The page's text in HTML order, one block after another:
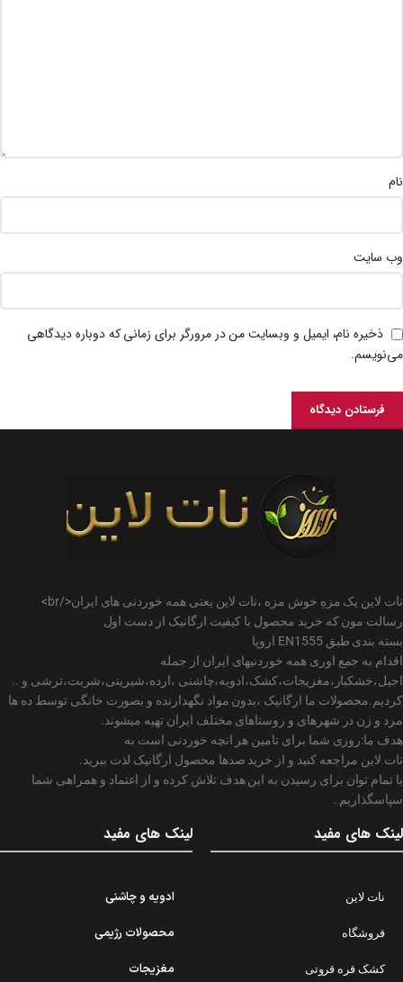
نام
وب‌ سایت
ذخیره نام، ایمیل و وبسایت من در مرورگر برای زمانی که دوباره دیدگاهی
می‌نویسم.
نات لاین یک مزهِ خوش مزه ،نات لاین یعنی همه خوردنی های ایران</br>
رسالت مون که خرید محصول با کیفیت ارگانیک از دست اول
بسته بندی طبق EN1555 اروپا
اقدام به جمع اوری همه خوردنیهای ایران از جمله
اجیل،خشکبار،مغزیجات،کشک،ادویه،چاشنی ،ارده،شیرینی،شربت،ترشی و ..
کردیم.محصولات ما ارگانیک ،بدون مواد نگهدارنده و بصورت خانگی توسط ده ها
مرد و زن در شهرهای و روستاهای مختلف ایران تهیه میشوند.
هدف ما:روزی شما برای تامین هر انچه خوردنی است به
نات لاین مراجعه کنید و از خرید صدها محصول ارگانیک لذت ببرید.
با تمام توان برای رسیدن به این هدف تلاش کرده و از اعتماد و همراهی شما
سپاسگذاریم .
لینک های مفید
نات لاین
فروشگاه
کشک قره قروتی
لینک های مفید
ادویه و چاشنی
محصولات رژیمی
مغزیجات